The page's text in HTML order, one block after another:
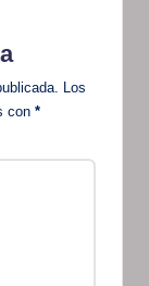
Los
con *